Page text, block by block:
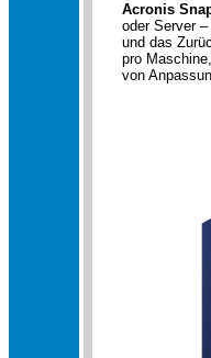
Acronis
oder Server
und das
pro
von